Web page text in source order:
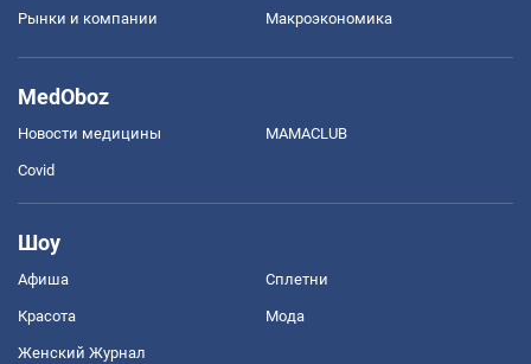
Рынки и компании Mакроэкономика
MedOboz
Новости медицины MAMACLUB
Covid
Шоу
Афиша Сплетни
Красота Мода
Женский Журнал